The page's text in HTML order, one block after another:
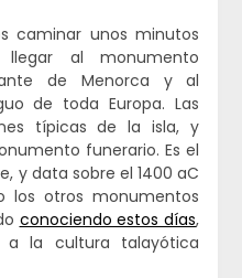
caminar unos minutos
al monumento
de Menorca y al
de toda Europa. Las
típicas de la isla, y
funerario. Es el
y data sobre el 1400 aC
los otros monumentos
conociendo estos días,
a la cultura talayótica